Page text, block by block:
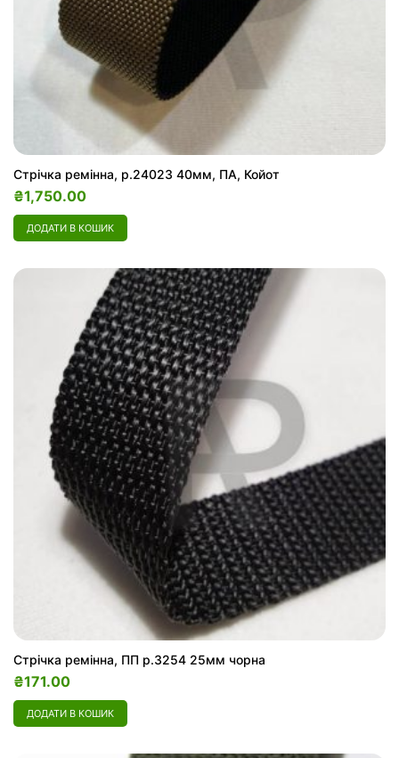
Стрічка ремінна, р.24023 40мм, ПА, Койот
₴1,750.00
ДОДАТИ В КОШИК
Стрічка ремінна, ПП р.3254 25мм чорна
₴171.00
ДОДАТИ В КОШИК